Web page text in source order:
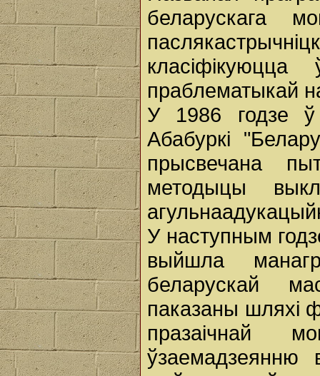
беларускага
праблематыкай
У 1986 годзе
Абабуркі
прысвечана
методыцы
У наступным
выйшла
беларускай
паказаны шляхі
празаічнай
ўзаемадзеянню